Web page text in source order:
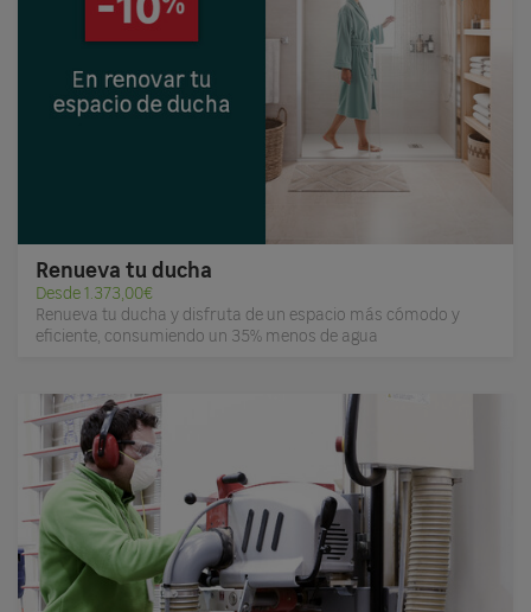
Renueva tu ducha
Desde 1.373,00€
Renueva tu ducha y disfruta de un espacio más cómodo y
eficiente, consumiendo un 35% menos de agua